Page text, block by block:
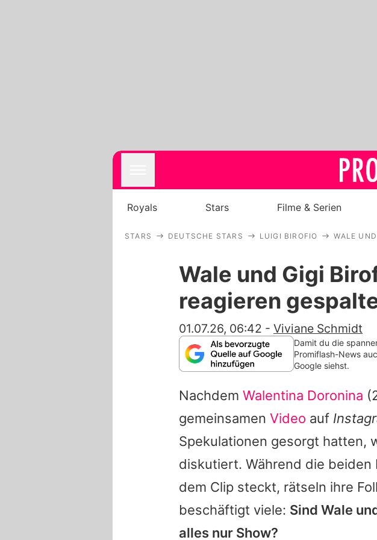
Alle
Royals Stars Filme & Serien
STARS DEUTSCHE STARS LUIGI BIROFIO WALE
Wale und Gigi
reagieren
01.07.26, 06:42 - Viviane Schmidt
Damit du die
Promiflash-News
Google siehst.
Nachdem Walentina Doronina
gemeinsamen Video auf
Spekulationen gesorgt hatten,
diskutiert. Während die
dem Clip steckt, rätseln ihre
beschäftigt viele: Sind Wale
alles nur Show?